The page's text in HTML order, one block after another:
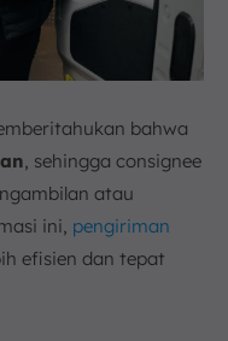
bahwa
, sehingga consignee
atau
ini, pengiriman
efisien dan tepat